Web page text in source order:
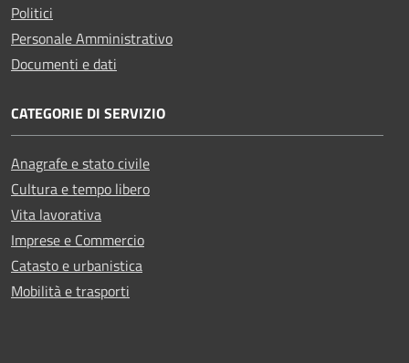
Politici
Personale Amministrativo
Documenti e dati
CATEGORIE DI SERVIZIO
Anagrafe e stato civile
Cultura e tempo libero
Vita lavorativa
Imprese e Commercio
Catasto e urbanistica
Mobilità e trasporti